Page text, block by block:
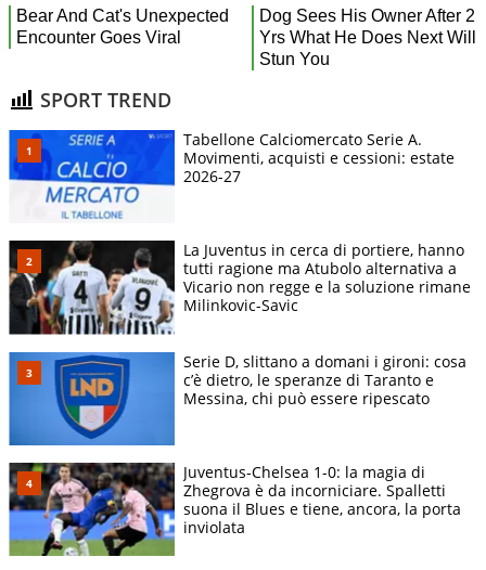
SPORT TREND
Tabellone Calciomercato Serie A.
Movimenti, acquisti e cessioni: estate
2026-27
La Juventus in cerca di portiere, hanno
tutti ragione ma Atubolo alternativa a
Vicario non regge e la soluzione rimane
Milinkovic-Savic
Serie D, slittano a domani i gironi: cosa
c’è dietro, le speranze di Taranto e
Messina, chi può essere ripescato
Juventus-Chelsea 1-0: la magia di
Zhegrova è da incorniciare. Spalletti
suona il Blues e tiene, ancora, la porta
inviolata